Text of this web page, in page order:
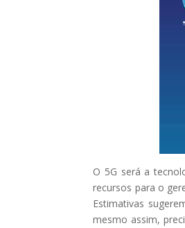
O 5G será a
recursos para o
Estimativas
mesmo assim,